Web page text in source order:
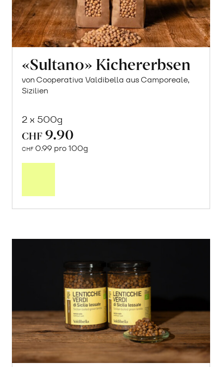
«Sultano» Kichererbsen
von Cooperativa Valdibella aus Camporeale,
Sizilien
2 x 500g
CHF 9.90
CHF 0.99 pro 100g